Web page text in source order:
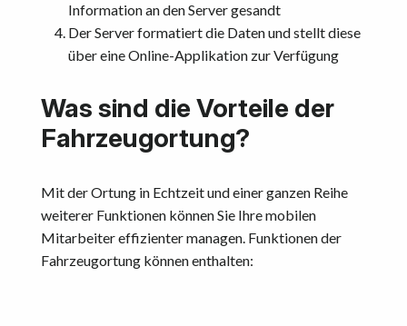
Information an den Server gesandt
Der Server formatiert die Daten und stellt diese
über eine Online-Applikation zur Verfügung
Was sind die Vorteile der
Fahrzeugortung?
Mit der Ortung in Echtzeit und einer ganzen Reihe
weiterer Funktionen können Sie Ihre mobilen
Mitarbeiter effizienter managen. Funktionen der
Fahrzeugortung können enthalten: